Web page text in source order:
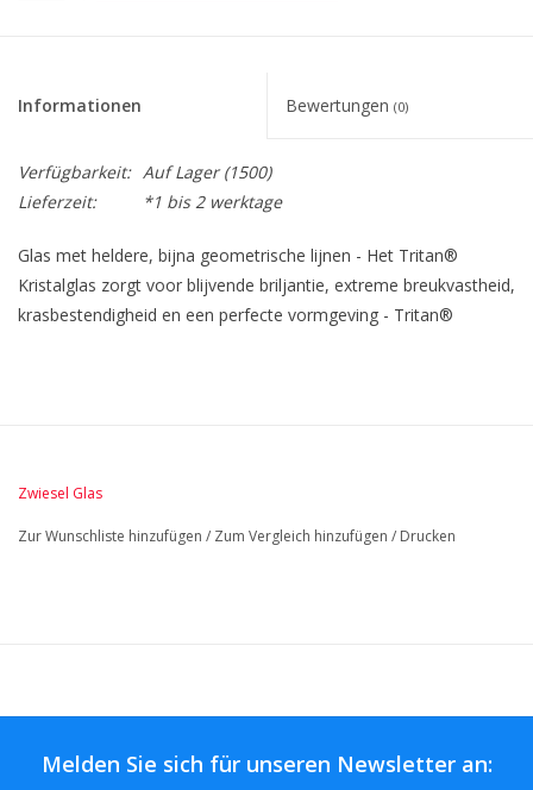
Informationen Bewertungen (0)
Verfügbarkeit: Auf Lager(1500)
Lieferzeit:
*1 bis 2 werktage
Glas met heldere, bijna geometrische lijnen - Het Tritan®
Kristalglas zorgt voor blijvende briljantie, extreme breukvastheid,
krasbestendigheid en een perfecte vormgeving - Tritan®
Zwiesel Glas
Zur Wunschliste hinzufügen / Zum Vergleich hinzufügen / Drucken
Melden Sie sich für unseren Newsletter an: